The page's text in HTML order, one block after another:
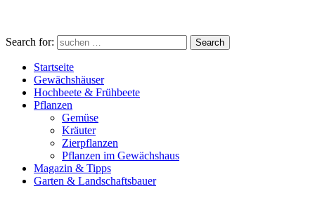
Search for: Search
Startseite
Gewächshäuser
Hochbeete & Frühbeete
Pflanzen
Gemüse
Kräuter
Zierpflanzen
Pflanzen im Gewächshaus
Magazin & Tipps
Garten & Landschaftsbauer